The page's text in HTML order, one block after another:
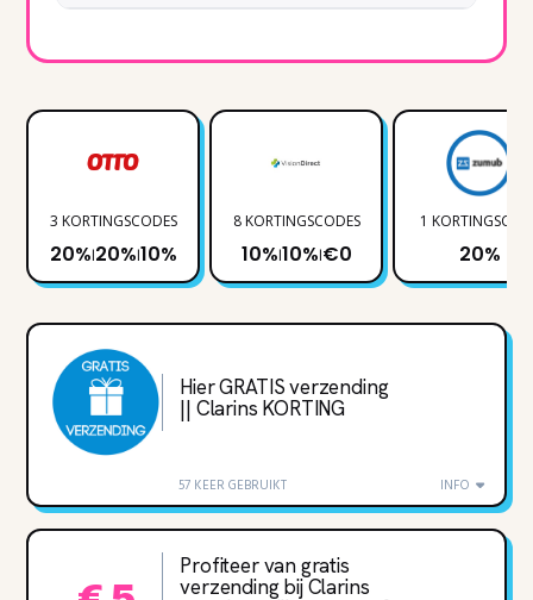
3 KORTINGSCODES
20%|20%|10%
8 KORTINGSCODES
10%|10%|€0
1
20%
Hier GRATIS verzending
|| Clarins KORTING
57 KEER GEBRUIKT INFO
Profiteer van gratis
verzending bij Clarins